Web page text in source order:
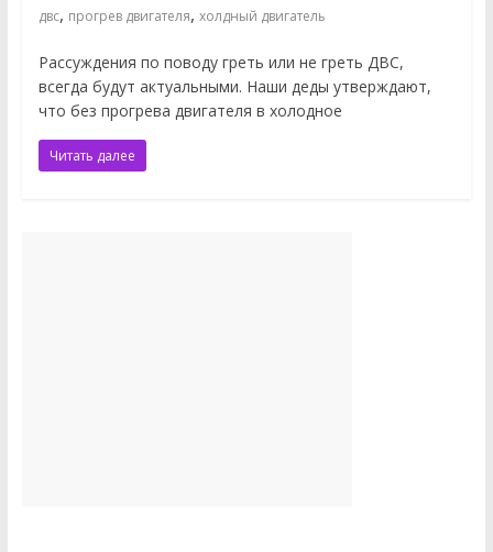
двс, прогрев двигателя, холдный двигатель
Рассуждения по поводу греть или не греть ДВС,
всегда будут актуальными. Наши деды утверждают,
что без прогрева двигателя в холодное
Читать далее